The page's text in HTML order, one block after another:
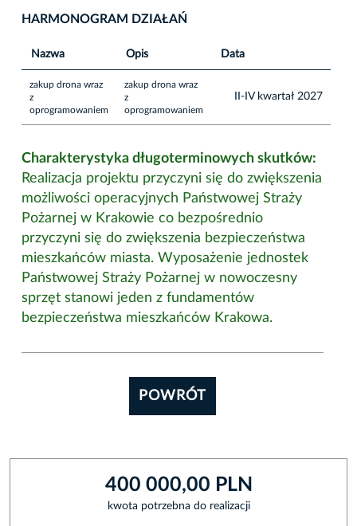
HARMONOGRAM DZIAŁAŃ
Nazwa Opis Data
zakup drona wraz
z
oprogramowaniem
zakup drona wraz
z
oprogramowaniem
II-IV kwartał 2027
Charakterystyka długoterminowych skutków:
Realizacja projektu przyczyni się do zwiększenia
możliwości operacyjnych Państwowej Straży
Pożarnej w Krakowie co bezpośrednio
przyczyni się do zwiększenia bezpieczeństwa
mieszkańców miasta. Wyposażenie jednostek
Państwowej Straży Pożarnej w nowoczesny
sprzęt stanowi jeden z fundamentów
bezpieczeństwa mieszkańców Krakowa.
POWRÓT
400 000,00 PLN
kwota potrzebna do realizacji